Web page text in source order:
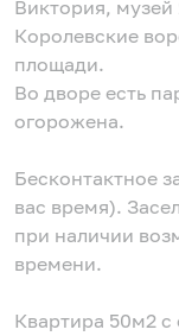
Виктория,
Королевские
площади.
Во дворе есть
огорожена.
Бесконтактное
вас время).
при наличии
времени.
Квартира 50м2